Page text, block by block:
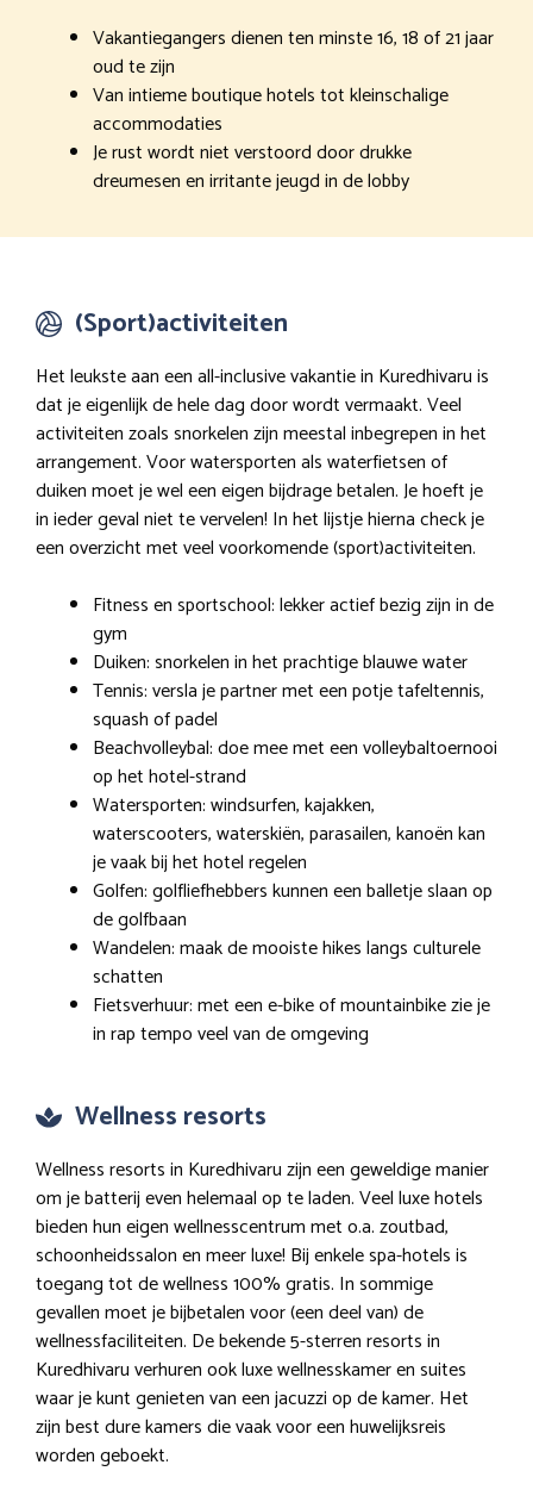
Vakantiegangers dienen ten minste 16, 18 of 21 jaar
oud te zijn
Van intieme boutique hotels tot kleinschalige
accommodaties
Je rust wordt niet verstoord door drukke
dreumesen en irritante jeugd in de lobby
(Sport)activiteiten
Het leukste aan een all-inclusive vakantie in Kuredhivaru is
dat je eigenlijk de hele dag door wordt vermaakt. Veel
activiteiten zoals snorkelen zijn meestal inbegrepen in het
arrangement. Voor watersporten als waterfietsen of
duiken moet je wel een eigen bijdrage betalen. Je hoeft je
in ieder geval niet te vervelen! In het lijstje hierna check je
een overzicht met veel voorkomende (sport)activiteiten.
Fitness en sportschool: lekker actief bezig zijn in de
gym
Duiken: snorkelen in het prachtige blauwe water
Tennis: versla je partner met een potje tafeltennis,
squash of padel
Beachvolleybal: doe mee met een volleybaltoernooi
op het hotel-strand
Watersporten: windsurfen, kajakken,
waterscooters, waterskiën, parasailen, kanoën kan
je vaak bij het hotel regelen
Golfen: golfliefhebbers kunnen een balletje slaan op
de golfbaan
Wandelen: maak de mooiste hikes langs culturele
schatten
Fietsverhuur: met een e-bike of mountainbike zie je
in rap tempo veel van de omgeving
Wellness resorts
Wellness resorts in Kuredhivaru zijn een geweldige manier
om je batterij even helemaal op te laden. Veel luxe hotels
bieden hun eigen wellnesscentrum met o.a. zoutbad,
schoonheidssalon en meer luxe! Bij enkele spa-hotels is
toegang tot de wellness 100% gratis. In sommige
gevallen moet je bijbetalen voor (een deel van) de
wellnessfaciliteiten. De bekende 5-sterren resorts in
Kuredhivaru verhuren ook luxe wellnesskamer en suites
waar je kunt genieten van een jacuzzi op de kamer. Het
zijn best dure kamers die vaak voor een huwelijksreis
worden geboekt.